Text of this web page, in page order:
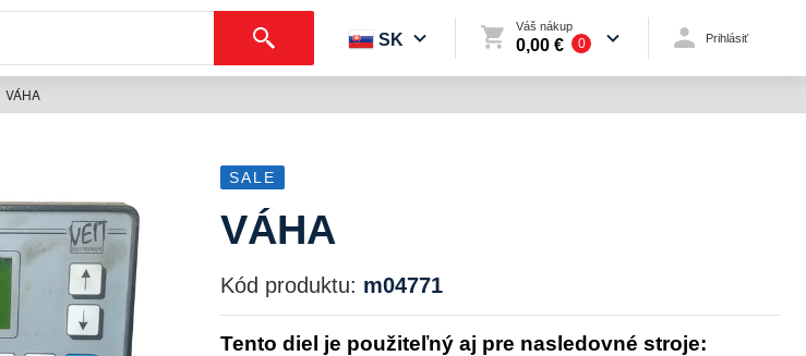
SK
Váš nákup
0,00 € 0 Prihlásiť
VÁHA
SALE
VÁHA
Kód produktu: m04771
Tento diel je použiteľný aj pre nasledovné stroje: